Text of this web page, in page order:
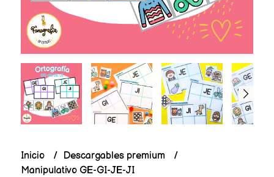
Inicio
Descargables premium
Manipulativo GE-GI-JE-JI